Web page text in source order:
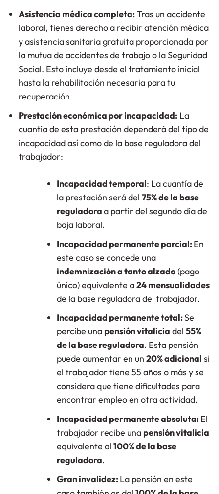
Asistencia médica completa:Tras un accidente
laboral, tienes derecho a recibir atención médica
y asistencia sanitaria gratuita proporcionada por
la mutua de accidentes de trabajo o la Seguridad
Social. Esto incluye desde el tratamiento inicial
hasta la rehabilitación necesaria para tu
recuperación​.
Prestación económica por incapacidad: La
cuantía de esta prestación dependerá del tipo de
incapacidad así como de la base reguladora del
trabajador:
Incapacidad temporal: La cuantía de
la prestación será del 75% de la base
reguladoraa partir del segundo día de
baja laboral.
Incapacidad permanente parcial:En
este caso se concede una
indemnización a tanto alzado(pago
único) equivalente a24 mensualidades
de la base reguladora del trabajador.
Incapacidad permanente total:Se
percibe una pensión vitalicia del 55%
de la base reguladora. Esta pensión
puede aumentar en un 20% adicional si
el trabajador tiene 55 años o más y se
considera que tiene dificultades para
encontrar empleo en otra actividad.
Incapacidad permanente absoluta:El
trabajador recibe una pensión vitalicia
equivalente al 100% de la base
reguladora.
Gran invalidez:La pensión en este